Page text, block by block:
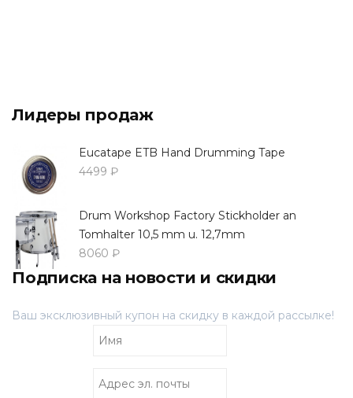
Лидеры продаж
Eucatape ETB Hand Drumming Tape
4499 ₽
Drum Workshop Factory Stickholder an
Tomhalter 10,5 mm u. 12,7mm
8060 ₽
Подписка на новости и скидки
Ваш эксклюзивный купон на скидку в каждой рассылке!